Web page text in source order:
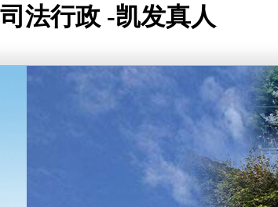
司法行政 -凯发真人